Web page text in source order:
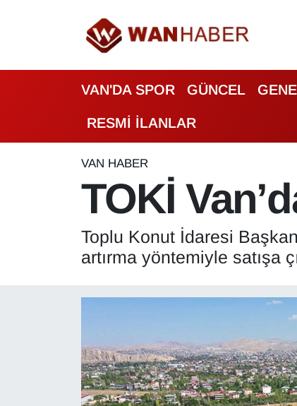
VAN'DA SPOR GÜNCEL
RESMİ İLANLAR
VAN HABER
TOKİ
Toplu Konut İdaresi
artırma yöntemiyle satışa
ASAYİŞ
BİLİM VE TEKNOLOJİ
Biyografi
Bölge Haberleri
ÇEVRE
DÜNYA
Van Nöbetçi Eczaneler
Van Hava Durumu
Van Namaz Vakitleri
Van Trafik Yoğunluk Haritası
Süper Lig Puan Durumu ve Fikstür
Tüm Manşetler
Son Dakika Haberleri